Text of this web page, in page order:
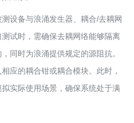
设备与浪涌发生器、耦合/去耦网
试时，需确保去耦网络能够隔离
同时为浪涌提供规定的源阻抗。
应的耦合钳或耦合模块。此时，
实际使用场景，确保系统处于满